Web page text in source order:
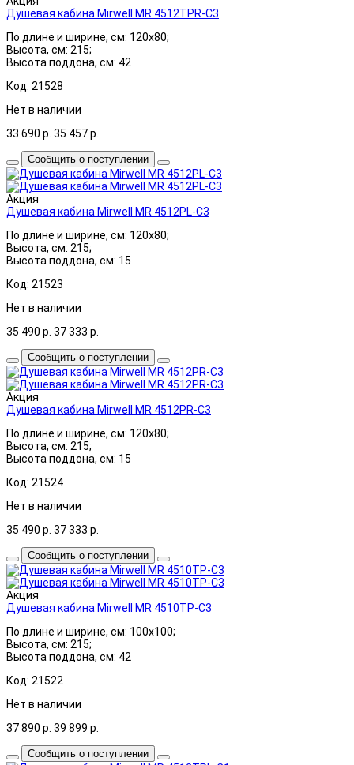
Душевая кабина Mirwell MR 4512TPR-C3
По длине и ширине, см: 120x80;
Высота, см: 215;
Высота поддона, см: 42
Код: 21528
Нет в наличии
33 690 р. 35 457р.
Сообщить о поступлении
Акция
Душевая кабина Mirwell MR 4512PL-C3
По длине и ширине, см: 120x80;
Высота, см: 215;
Высота поддона, см: 15
Код: 21523
Нет в наличии
35 490 р. 37 333 р.
Сообщить о поступлении
Акция
Душевая кабина Mirwell MR 4512PR-C3
По длине и ширине, см: 120x80;
Высота, см: 215;
Высота поддона, см: 15
Код: 21524
Нет в наличии
35 490 р. 37 333 р.
Сообщить о поступлении
Акция
Душевая кабина Mirwell MR 4510TP-C3
По длине и ширине, см: 100x100;
Высота, см: 215;
Высота поддона, см: 42
Код: 21522
Нет в наличии
37 890 р. 39 899 р.
Сообщить о поступлении